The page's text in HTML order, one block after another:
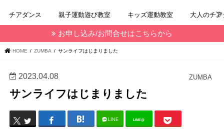
チアダンス 親子運動遊び教室 キッズ運動教室 大人のチ
お申し込み/お問合せはこちらから
HOME ZUMBA サンライフはじまりました
ZUMBA
2023.04.08
サンライフはじまりました
LINE LINE@